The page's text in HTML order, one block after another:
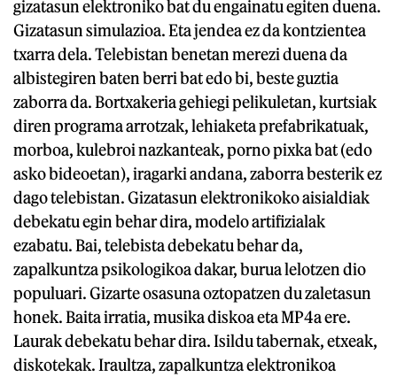
gizatasun elektroniko bat du engainatu egiten duena.
Gizatasun simulazioa. Eta jendea ez da kontzientea
txarra dela. Telebistan benetan merezi duena da
albistegiren baten berri bat edo bi, beste guztia
zaborra da. Bortxakeria gehiegi pelikuletan, kurtsiak
diren programa arrotzak, lehiaketa prefabrikatuak,
morboa, kulebroi nazkanteak, porno pixka bat (edo
asko bideoetan), iragarki andana, zaborra besterik ez
dago telebistan. Gizatasun elektronikoko aisialdiak
debekatu egin behar dira, modelo artifizialak
ezabatu. Bai, telebista debekatu behar da,
zapalkuntza psikologikoa dakar, burua lelotzen dio
populuari. Gizarte osasuna oztopatzen du zaletasun
honek. Baita irratia, musika diskoa eta MP4a ere.
Laurak debekatu behar dira. Isildu tabernak, etxeak,
diskotekak. Iraultza, zapalkuntza elektronikoa